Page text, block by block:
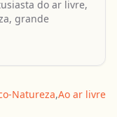
do ar livre,
grande
Natureza,Ao ar livre